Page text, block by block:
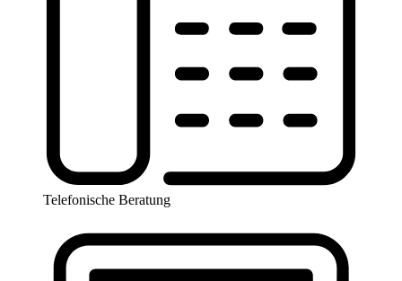
Telefonische Beratung